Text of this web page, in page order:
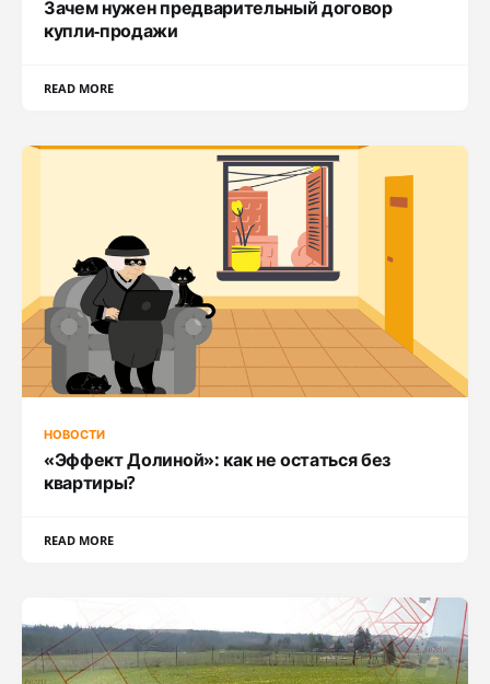
Зачем нужен предварительный договор
купли-продажи
READ MORE
НОВОСТИ
«Эффект Долиной»: как не остаться без
квартиры?
READ MORE